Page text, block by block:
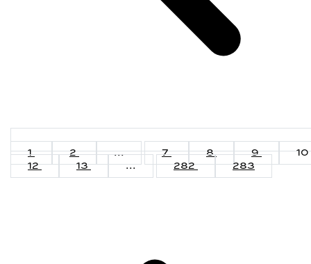
1 2 ... 7 8 9
10
12
13 ... 282 283